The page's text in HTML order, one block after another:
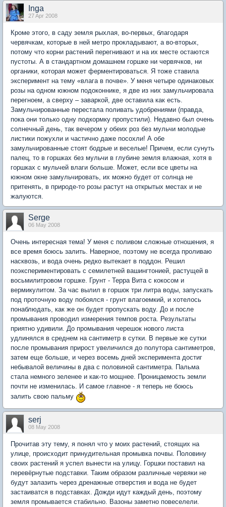
Inga
27 Apr 2008
Кроме этого, в саду земля рыхлая, во-первых, благодаря
червячкам, которые в ней метро прокладывают, а во-вторых,
потому что корни растений перегнивают и на их месте остаются
пустоты. А в стандартном домашнем горшке ни червячков, ни
органики, которая может ферментироваться. Я тоже ставила
эксперимент на тему «влага в почве». У меня четыре одинаковых
розы на одном южном подоконнике, я две из них замульчировала
перегноем, а сверху – заваркой, две оставила как есть.
Замульчированные перестала поливать удобрениями (правда,
пока они только одну подкормку пропустили). Недавно был очень
солнечный день, так вечером у обеих роз без мульчи молодые
листики пожухли и частично даже посохли! А обе
замульчированные стоят бодрые и веселые! Причем, если сунуть
палец, то в горшках без мульчи в глубине земля влажная, хотя в
горшках с мульчей влаги больше. Может, если все цветы на
южном окне замульчировать, их можно будет от солнца не
притенять, в природе-то розы растут на открытых местах и не
жалуются.
Serge
06 May 2008
Очень интересная тема! У меня с поливом сложные отношения, я
все время боюсь залить. Наверное, поэтому не всегда проливаю
насквозь, и вода очень редко вытекает в поддон. Решил
поэкспериментировать с семилетней вашингтонией, растущей в
восьмилитровом горшке. Грунт - Терра Вита с кокосом и
вермикулитом. За час вылил в горшок три литра воды, запускать
под проточную воду побоялся - грунт влагоемкий, и хотелось
понаблюдать, как же он будет пропускать воду. До и после
промывания проводил измерения темпов роста. Результаты
приятно удивили. До промывания черешок нового листа
удлинялся в среднем на сантиметр в сутки. В первые же сутки
после промывания прирост увеличился до полутора сантиметров,
затем еще больше, и через восемь дней эксперимента достиг
небывалой величины в два с половиной сантиметра. Пальма
стала немного зеленее и как-то мощнее. Проницаемость земли
почти не изменилась. И самое главное - я теперь не боюсь
залить свою пальму
serj
08 May 2008
Прочитав эту тему, я понял что у моих растений, стоящих на
улице, происходит принудительная промывка почвы. Половину
своих растений я успел вынести на улицу. Горшки поставил на
перевёрнутые подставки. Таким образом различные червяки не
будут залазить через дренажные отверстия и вода не будет
застаиватся в подставках. Дожди идут каждый день, поэтому
земля промывается стабильно. Вазоны заметно повеселели.